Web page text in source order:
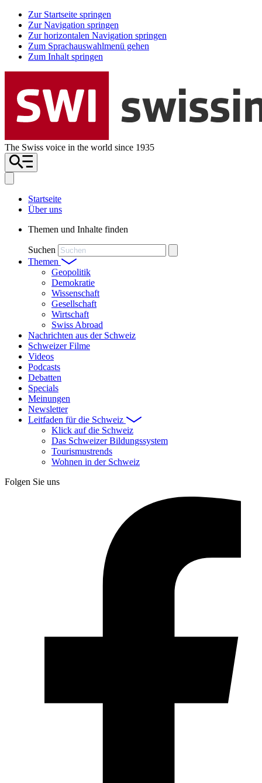
Zur Startseite springen
Zur Navigation springen
Zur horizontalen Navigation springen
Zum Sprachauswahlmenü gehen
Zum Inhalt springen
The Swiss voice in the world since 1935
Startseite
Über uns
Themen und Inhalte finden
Suchen
Themen
Geopolitik
Demokratie
Wissenschaft
Gesellschaft
Wirtschaft
Swiss Abroad
Nachrichten aus der Schweiz
Schweizer Filme
Videos
Podcasts
Debatten
Specials
Meinungen
Newsletter
Leitfaden für die Schweiz
Klick auf die Schweiz
Das Schweizer Bildungssystem
Tourismustrends
Wohnen in der Schweiz
Folgen Sie uns